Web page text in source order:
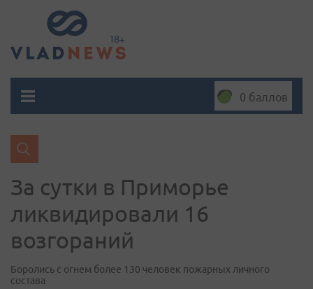
0 баллов
За сутки в Приморье
ликвидировали 16
возгораний
Боролись с огнем более 130 человек пожарных личного
состава